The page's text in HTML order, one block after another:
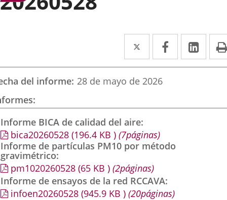
Twitter
Enlace
a
una
externa.
Facebook
Enlace
a
externa.
a
del informe 28 de mayo de 2026
Informe BICA de calidad del aire
bica20260528 (196.4 KB ) (7páginas)
Informe de partículas PM10 por método
gravimétrico
pm1020260528 (65 KB ) (2páginas)
Informe de ensayos de la red RCCAVA
infoen20260528 (945.9 KB ) (20páginas)